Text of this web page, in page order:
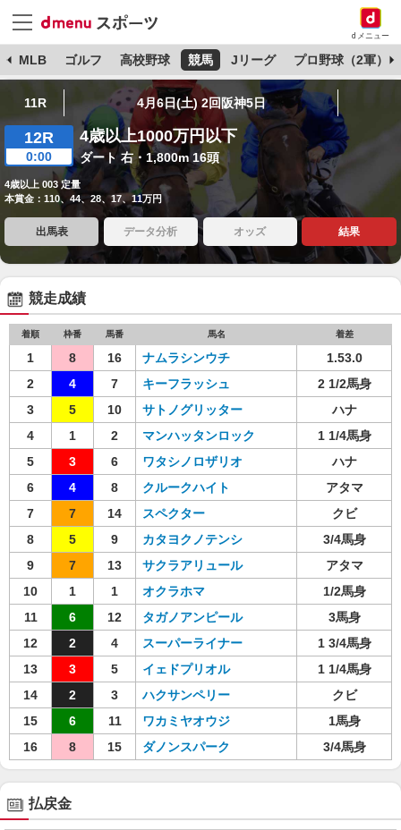
dメニュー
MLB ゴルフ 高校野球 競馬 Jリーグ プロ野球（2軍）
11R 4月6日(土) 2回阪神5日
12R
0:00
4歳以上1000万円以下
ダート 右・1,800m 16頭
4歳以上 003 定量
本賞金：110、44、28、17、11万円
出馬表 データ分析 オッズ 結果
競走成績
着順 枠番 馬番 馬名 着差
1 8 16 ナムラシンウチ
1.53.0
2
4 7 キーフラッシュ
2 1/2馬身
3
5 10 サトノグリッター
ハナ
4
1 2 マンハッタンロック
1 1/4馬身
5
3 6 ワタシノロザリオ
ハナ
6
4 8 クルークハイト
アタマ
7
7 14 スペクター
クビ
8
5 9 カタヨクノテンシ
3/4馬身
9
7 13 サクラアリュール
アタマ
10
1 1 オクラホマ
1/2馬身
11
6 12 タガノアンピール
3馬身
12
2 4 スーパーライナー
1 3/4馬身
13
3 5 イェドプリオル
1 1/4馬身
14
2 3 ハクサンペリー
クビ
15
6 11 ワカミヤオウジ
1馬身
16
8 15 ダノンスパーク 3/4馬身
払戻金